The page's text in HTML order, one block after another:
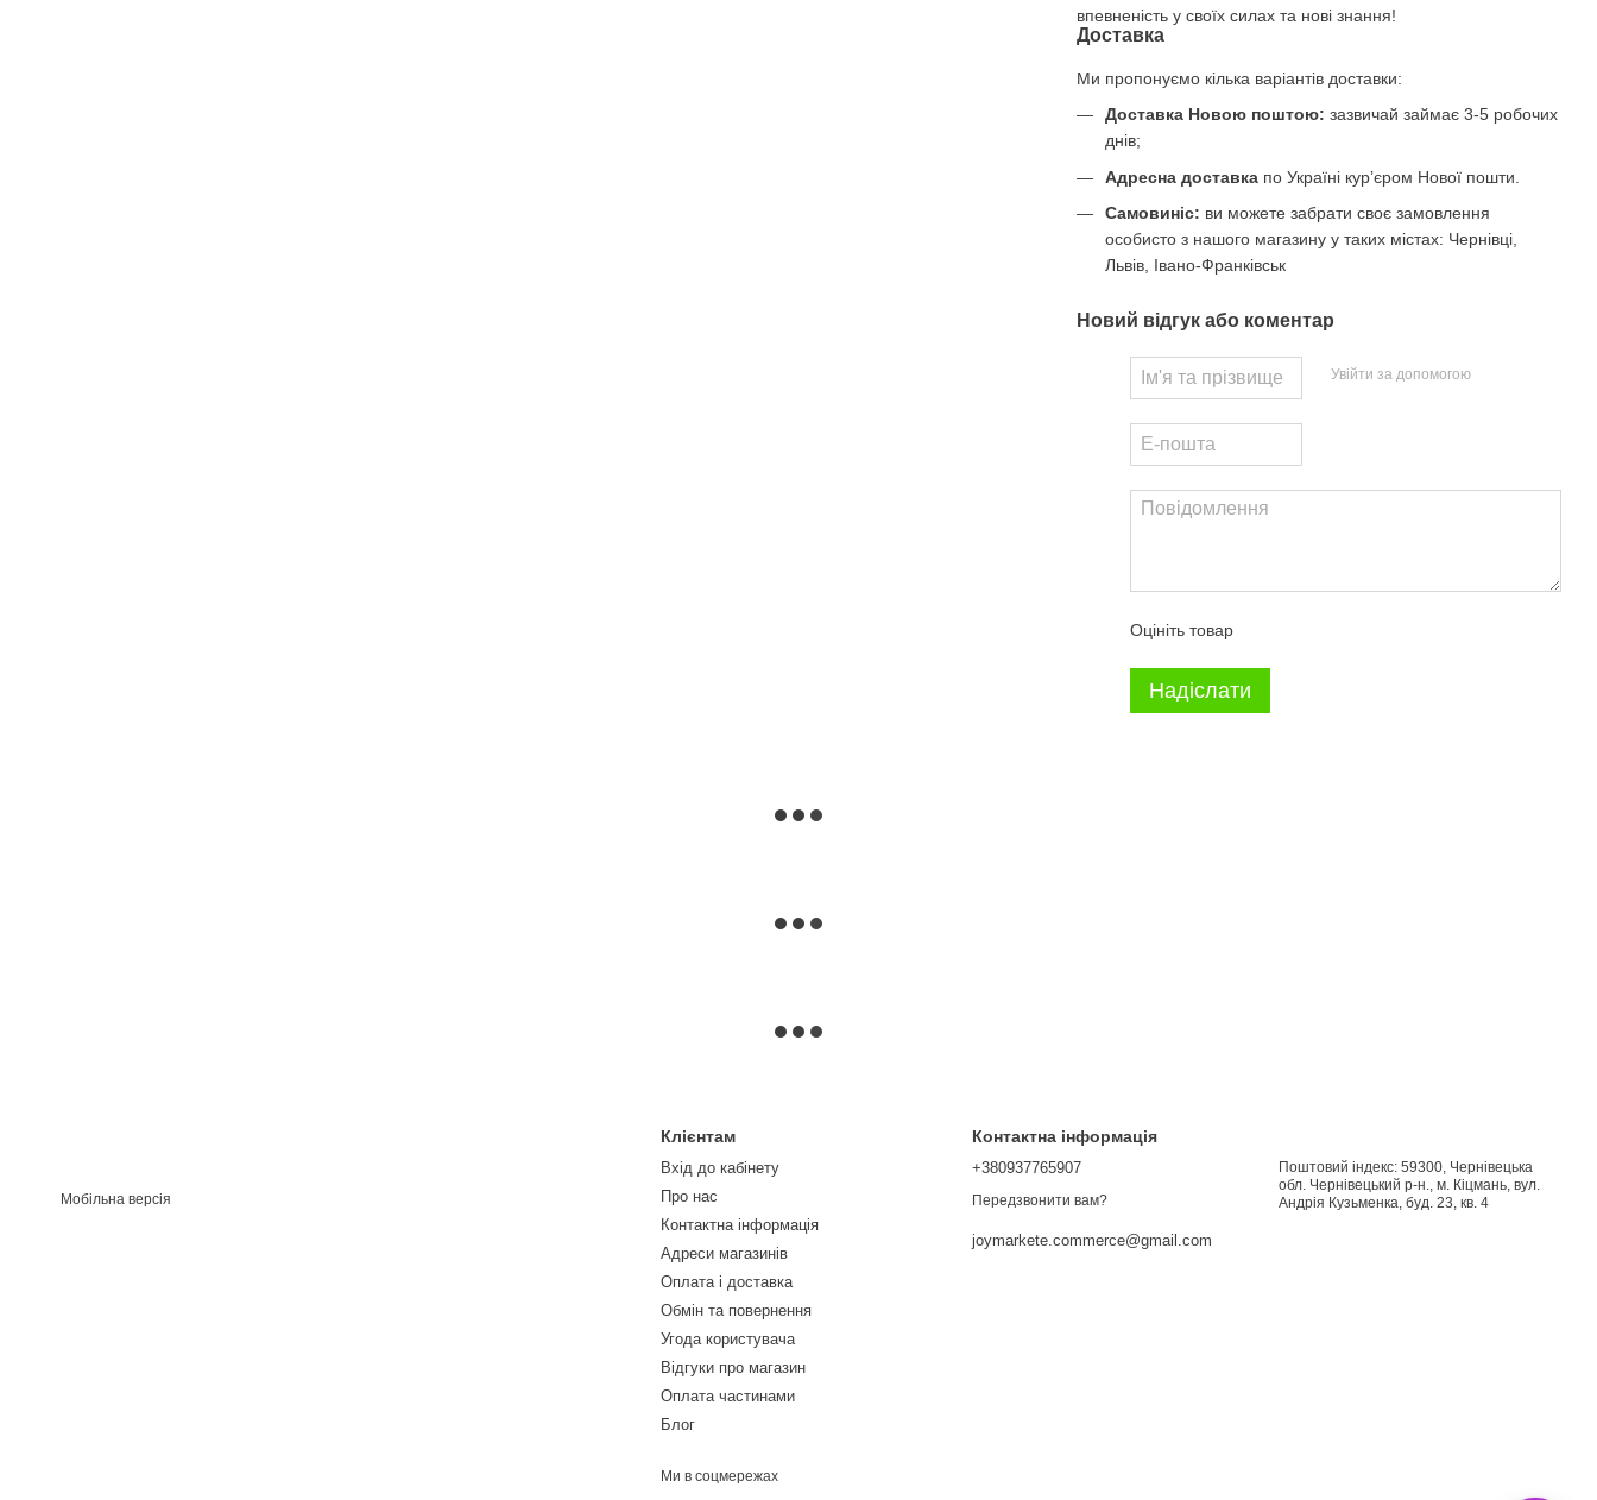
впевненість у своїх силах та нові знання!
Доставка
Ми пропонуємо кілька варіантів доставки:
Доставка Новою поштою: зазвичай займає 3-5 робочих
днів;
Адресна доставка по Україні курʼєром Нової пошти.
Самовиніс: ви можете забрати своє замовлення
особисто з нашого магазину у таких містах: Чернівці,
Львів, Івано-Франківськ
Новий відгук або коментар
Увійти за допомогою
Оцініть товар
Надіслати
Мобільна версія
Клієнтам
Вхід до кабінету
Про нас
Контактна інформація
Адреси магазинів
Оплата і доставка
Обмін та повернення
Угода користувача
Відгуки про магазин
Оплата частинами
Блог
Ми в соцмережах
Контактна інформація
+380937765907
Передзвонити вам?
joymarkete.commerce@gmail.com
Поштовий індекс: 59300, Чернівецька
обл. Чернівецький р-н., м. Кіцмань, вул.
Андрія Кузьменка, буд. 23, кв. 4